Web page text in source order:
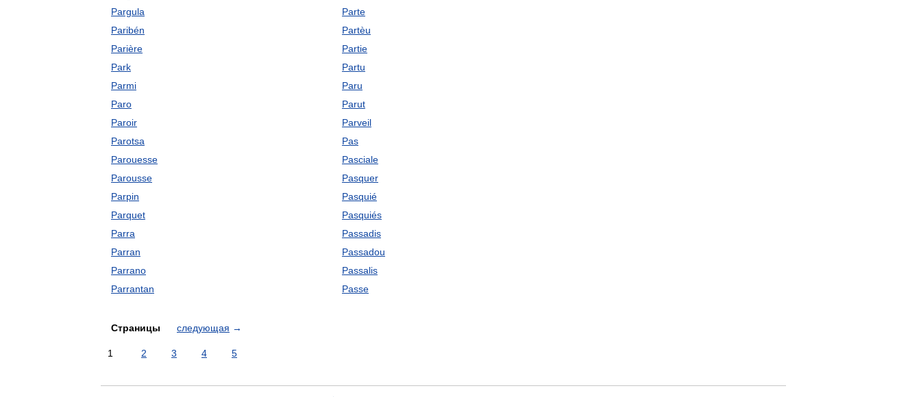
Pargula
Paribén
Parière
Park
Parmi
Paro
Paroir
Parotsa
Parouesse
Parousse
Parpin
Parquet
Parra
Parran
Parrano
Parrantan
Parte
Partèu
Partie
Partu
Paru
Parut
Parveil
Pas
Pasciale
Pasquer
Pasquié
Pasquiés
Passadis
Passadou
Passalis
Passe
Страницы следующая →
1 2 3 4 5